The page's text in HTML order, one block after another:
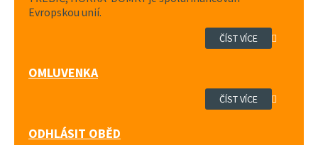
Evropskou unií.
ČÍST VÍCE
OMLUVENKA
ČÍST VÍCE
ODHLÁSIT OBĚD